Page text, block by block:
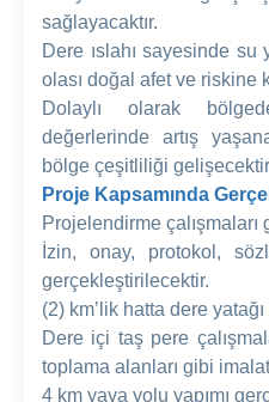
sağlayacaktır.
Dere ıslahı sayesinde su
olası doğal afet ve riskine
Dolaylı olarak
değerlerinde artış
bölge çeşitliliği
Proje Kapsamında
Projelendirme
İzin, onay, protokol,
gerçekleştirilecektir.
(2) km’lik hatta dere
Dere içi taş pere
toplama alanları gibi
4 km yaya yolu yapımı